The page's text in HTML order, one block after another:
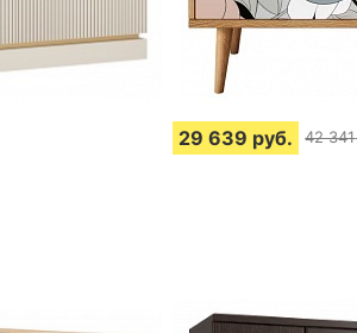
29 639 руб. 42 341